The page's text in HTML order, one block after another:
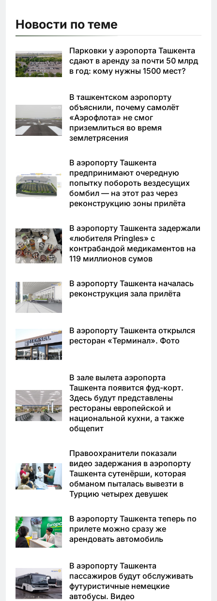
Новости по теме
Парковки у аэропорта Ташкента
сдают в аренду за почти 50 млрд
в год: кому нужны 1500 мест?
В ташкентском аэропорту
объяснили, почему самолёт
«Аэрофлота» не смог
приземлиться во время
землетрясения
В аэропорту Ташкента
предпринимают очередную
попытку побороть вездесущих
бомбил — на этот раз через
реконструкцию зоны прилёта
В аэропорту Ташкента задержали
«любителя Pringles» с
контрабандой медикаментов на
119 миллионов сумов
В аэропорту Ташкента началась
реконструкция зала прилёта
В аэропорту Ташкента открылся
ресторан «Терминал». Фото
В зале вылета аэропорта
Ташкента появится фуд-корт.
Здесь будут представлены
рестораны европейской и
национальной кухни, а также
общепит
Правоохранители показали
видео задержания в аэропорту
Ташкента сутенёрши, которая
обманом пыталась вывезти в
Турцию четырех девушек
В аэропорту Ташкента теперь по
прилете можно сразу же
арендовать автомобиль
В аэропорту Ташкента
пассажиров будут обслуживать
футуристичные немецкие
автобусы. Видео